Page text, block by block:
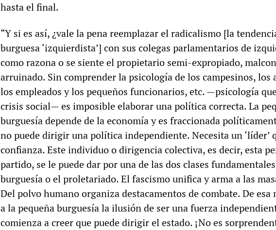
hasta el final.
“Y si es así, ¿vale la pena reemplazar el radicalismo [la
burguesa ‘izquierdista’] con sus colegas parlamentarios de
como razona o se siente el propietario semi-expropiado,
arruinado. Sin comprender la psicología de los campesinos, los
los empleados y los pequeños funcionarios, etc. —psicología
crisis social— es imposible elaborar una política correcta. La
burguesía depende de la economía y es fraccionada
no puede dirigir una política independiente. Necesita un ‘líder’
confianza. Este individuo o dirigencia colectiva, es decir, esta
partido, se le puede dar por una de las dos clases
burguesía o el proletariado. El fascismo unifica y arma a las
Del polvo humano organiza destacamentos de combate. De esa
a la pequeña burguesía la ilusión de ser una fuerza
comienza a creer que puede dirigir el estado. ¡No es